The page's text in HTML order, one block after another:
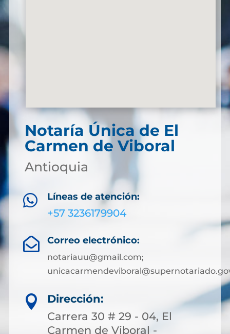
Notaría Única de El
Carmen de Viboral
Antioquia
 Líneas de atención:
+57 3236179904
 Correo electrónico:
notariauu@gmail.com;

Dirección:
Carrera 30 # 29 - 04, El
Carmen de Viboral -